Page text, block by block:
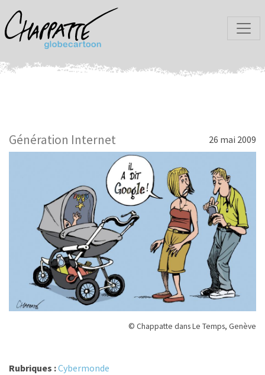
Génération Internet 26 mai 2009
© Chappatte dans Le Temps, Genève
Rubriques :Cybermonde